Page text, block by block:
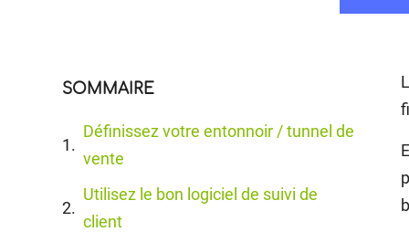
SOMMAIRE
Définissez votre entonnoir / tunnel de
vente
Utilisez le bon logiciel de suivi de
client